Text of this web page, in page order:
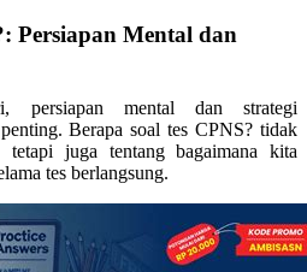
Persiapan Mental dan
persiapan mental dan strategi
Berapa soal tes CPNS? tidak
juga tentang bagaimana kita
tes berlangsung.